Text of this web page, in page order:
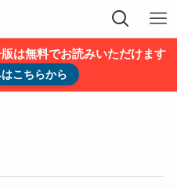
は無料でお読みいただけます
こちらから